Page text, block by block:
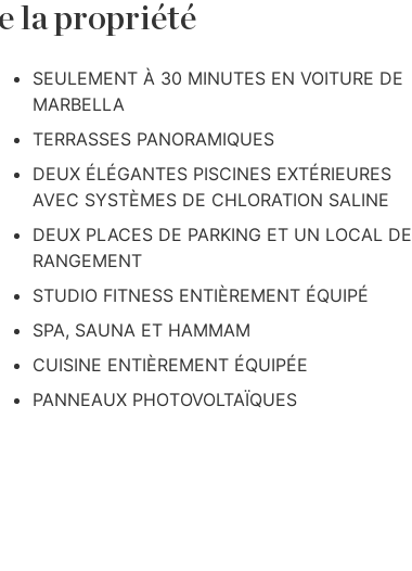
la propriété
SEULEMENT À 30 MINUTES EN VOITURE DE
MARBELLA
TERRASSES PANORAMIQUES
DEUX ÉLÉGANTES PISCINES EXTÉRIEURES
AVEC SYSTÈMES DE CHLORATION SALINE
DEUX PLACES DE PARKING ET UN LOCAL DE
RANGEMENT
STUDIO FITNESS ENTIÈREMENT ÉQUIPÉ
SPA, SAUNA ET HAMMAM
CUISINE ENTIÈREMENT ÉQUIPÉE
PANNEAUX PHOTOVOLTAÏQUES